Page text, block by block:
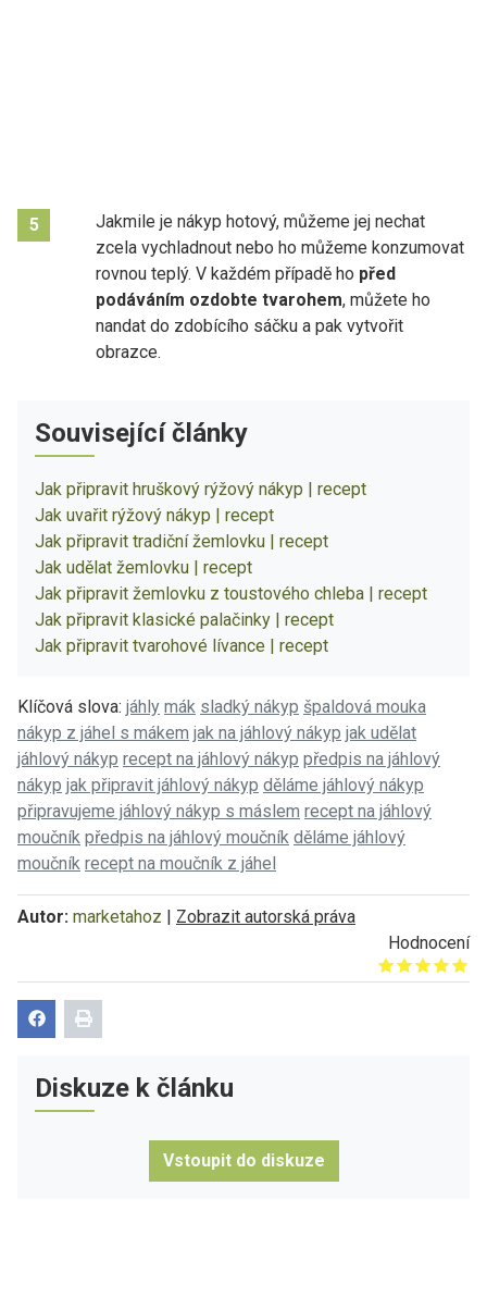
5
Jakmile je nákyp hotový, můžeme jej nechat
zcela vychladnout nebo ho můžeme konzumovat
rovnou teplý. V každém případě ho před
podáváním ozdobte tvarohem, můžete ho
nandat do zdobícího sáčku a pak vytvořit
obrazce.
Související články
Jak připravit hruškový rýžový nákyp | recept
Jak uvařit rýžový nákyp | recept
Jak připravit tradiční žemlovku | recept
Jak udělat žemlovku | recept
Jak připravit žemlovku z toustového chleba | recept
Jak připravit klasické palačinky | recept
Jak připravit tvarohové lívance | recept
Klíčová slova: jáhly mák sladký nákyp špaldová mouka
nákyp z jáhel s mákem jak na jáhlový nákyp jak udělat
jáhlový nákyp recept na jáhlový nákyp předpis na jáhlový
nákyp jak připravit jáhlový nákyp děláme jáhlový nákyp
připravujeme jáhlový nákyp s máslem recept na jáhlový
moučník předpis na jáhlový moučník děláme jáhlový
moučník recept na moučník z jáhel
Autor: marketahoz | Zobrazit autorská práva
Hodnocení
Give it 1/5
Give it 2/5
Give it 3/5
Give it 4/5
Give it 5/5
Diskuze k článku
Vstoupit do diskuze